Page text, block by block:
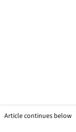
Article continues below